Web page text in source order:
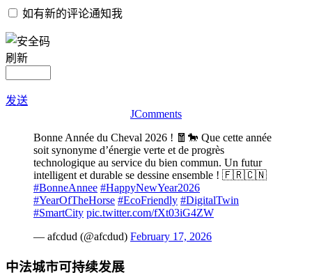
如有新的评论通知我
刷新
发送
JComments
Bonne Année du Cheval 2026 ! 🧧🐎 Que cette année
soit synonyme d’énergie verte et de progrès
technologique au service du bien commun. Un futur
intelligent et durable se dessine ensemble ! 🇫🇷🇨🇳
#BonneAnnee #HappyNewYear2026
#YearOfTheHorse #EcoFriendly #DigitalTwin
#SmartCity pic.twitter.com/fXt03iG4ZW
— afcdud (@afcdud) February 17, 2026
中法城市可持续发展